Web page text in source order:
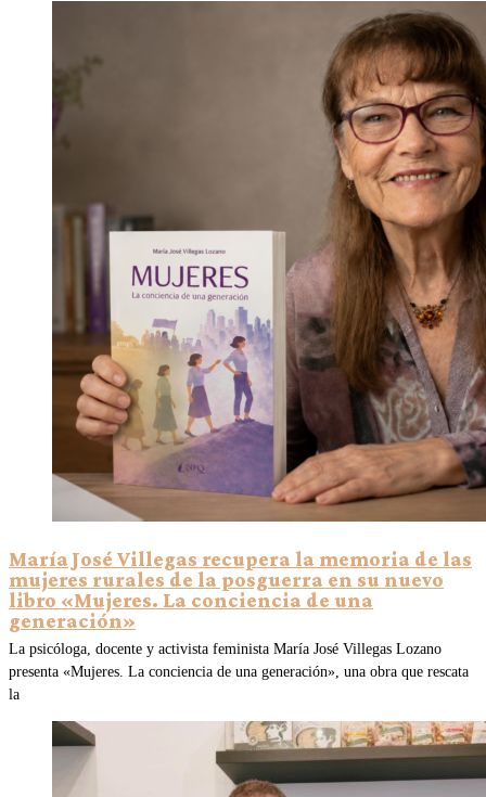
María José Villegas recupera la memoria de las
mujeres rurales de la posguerra en su nuevo
libro «Mujeres. La conciencia de una
generación»
La psicóloga, docente y activista feminista María José Villegas Lozano
presenta «Mujeres. La conciencia de una generación», una obra que rescata
la